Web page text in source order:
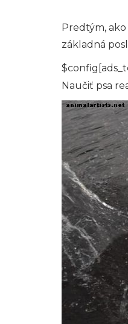
Predtým,
základná
Naučiť psa